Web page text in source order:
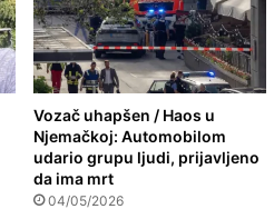
Vozač uhapšen / Haos u
Njemačkoj: Automobilom
udario grupu ljudi, prijavljeno
da ima mrt
04/05/2026